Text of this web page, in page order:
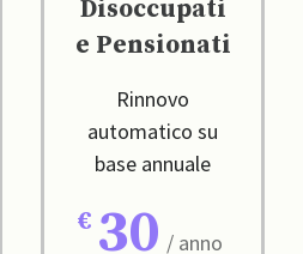
Disoccupati
e Pensionati
Rinnovo
automatico su
base annuale
30 / anno